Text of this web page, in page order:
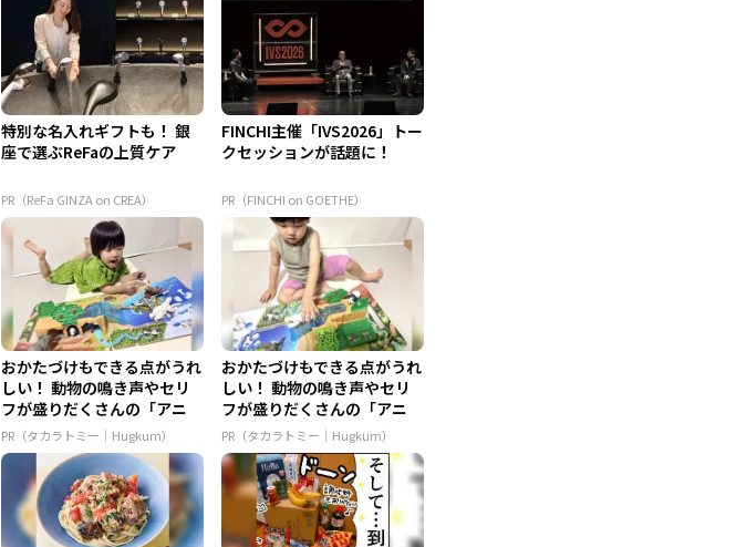
特別な名入れギフトも！ 銀
座で選ぶReFaの上質ケア
PR（ReFa GINZA on CREA）
FINCHI主催「IVS2026」トー
クセッションが話題に！
PR（FINCHI on GOETHE）
おかたづけもできる点がうれ
しい！ 動物の鳴き声やセリ
フが盛りだくさんの「アニ
ア ...
PR（タカラトミー｜Hugkum）
おかたづけもできる点がうれ
しい！ 動物の鳴き声やセリ
フが盛りだくさんの「アニ
ア ...
PR（タカラトミー｜Hugkum）